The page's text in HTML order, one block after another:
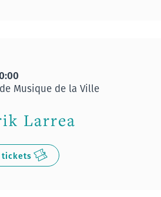
Musique de la Ville
Larrea
tickets